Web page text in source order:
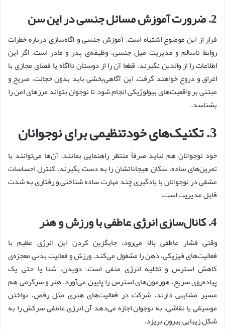
2. ضرورت آموزش مسائل جنسی در این سن
فرار از این موضوع اشتباه است. آموزش جنسی و آگاه‌سازی درباره خطرات
روابط ناسالم و مدیریت میل جنسی، وظیفه‌ی پدر و مادر است. اگر این
اطلاعات را از والدین نگیرند، قطعا آن را از دوستان ناآگاه یا فضای مجازی با
اغراق و دروغ خواهند گرفت. این آگاهی‌بخشی باید بدون خجالت، صریح و
مبتنی بر واقعیت‌های بیولوژیکی انجام شود تا نوجوان بتواند مرزهای امن را
بشناسد.
3. تکنیک‌های خودتنظیمی برای نوجوانان
خود نوجوانان هم نباید صرفاً منتظر راهنمایی بمانند. آن‌ها می‌توانند با
تمرین‌های ساده، سکان هیجاناتشان را به دست بگیرند. کنترل احساسات
عشقی در نوجوانان با یادگیری چند مهارت ساده شناختی و رفتاری به شدت
قابل مدیریت است.
4. کانال‌سازی انرژی عاطفی با ورزش و هنر
وقتی فشار عاطفی بالا می‌رود، جایگزین کردن این انرژی عظیم با
فعالیت‌های فیزیکی، ذهن را مشغول می‌کند. ورزش و فعالیت بدنی معجزه‌ی
کاهش استرس و تخلیه انرژی منفی است. دویدن، شنا یا حتی یک
پیاده‌روی سریع، هورمون‌های استرس را پایین می‌آورد. هنر و سرگرمی هم
مسیر مشابهی دارند. شرکت در فعالیت‌های هنری مثل رقص، نواختن
موسیقی یا نقاشی، به نوجوان اجازه می‌دهد آن انرژی عاطفی سرکش را به
شکل زیبایی بیرون بریزد.